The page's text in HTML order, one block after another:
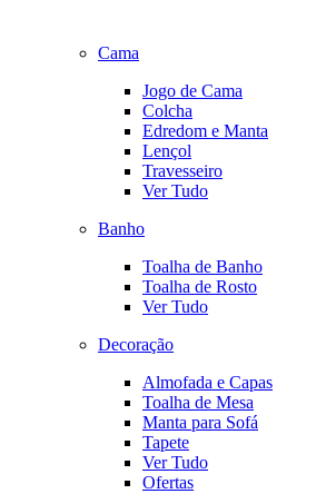
Cama
Jogo de Cama
Colcha
Edredom e Manta
Lençol
Travesseiro
Ver Tudo
Banho
Toalha de Banho
Toalha de Rosto
Ver Tudo
Decoração
Almofada e Capas
Toalha de Mesa
Manta para Sofá
Tapete
Ver Tudo
Ofertas